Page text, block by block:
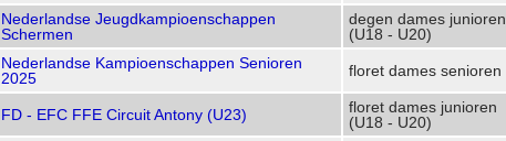
Nederlandse Jeugdkampioenschappen
Schermen
degen dames junioren
(U18 - U20)
Nederlandse Kampioenschappen Senioren
2025
floret dames senioren
FD - EFC FFE Circuit Antony (U23)
floret dames junioren
(U18 - U20)